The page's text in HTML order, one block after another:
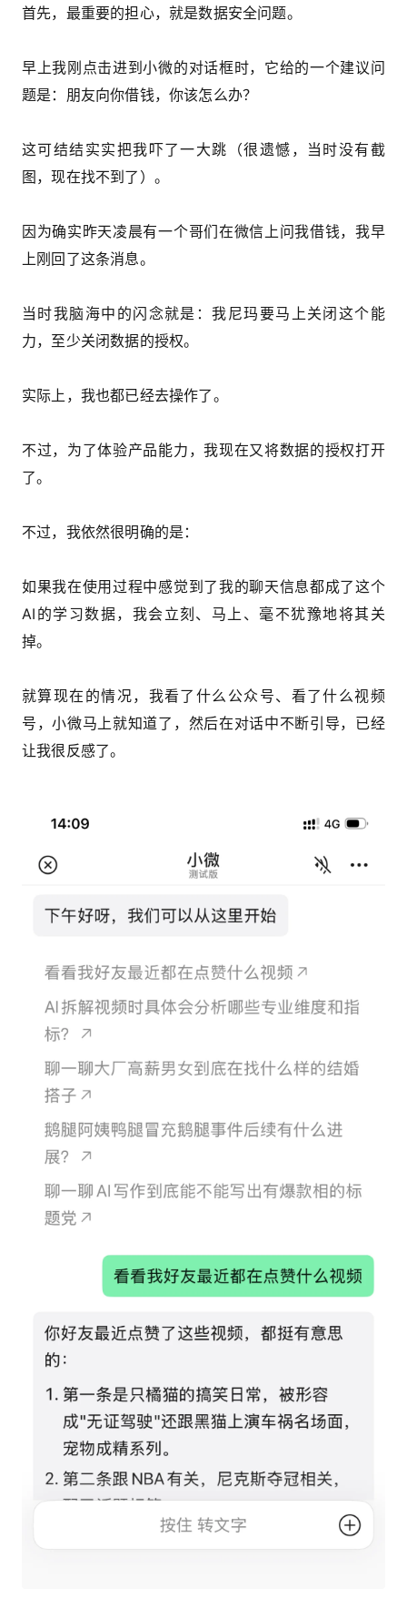
首先，最重要的担心，就是数据安全问题。
早上我刚点击进到小微的对话框时，它给的一个建议问
题是：朋友向你借钱，你该怎么办？
这可结结实实把我吓了一大跳（很遗憾，当时没有截
图，现在找不到了）。
因为确实昨天凌晨有一个哥们在微信上问我借钱，我早
上刚回了这条消息。
当时我脑海中的闪念就是：我尼玛要马上关闭这个能
力，至少关闭数据的授权。
实际上，我也都已经去操作了。
不过，为了体验产品能力，我现在又将数据的授权打开
了。
不过，我依然很明确的是：
如果我在使用过程中感觉到了我的聊天信息都成了这个
AI的学习数据，我会立刻、马上、毫不犹豫地将其关
掉。
就算现在的情况，我看了什么公众号、看了什么视频
号，小微马上就知道了，然后在对话中不断引导，已经
让我很反感了。